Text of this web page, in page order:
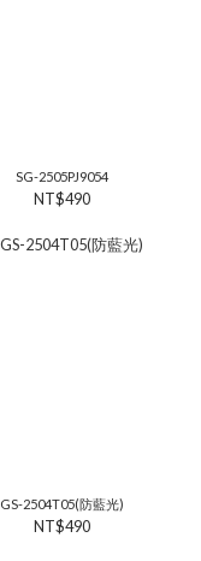
SG-2505PJ9054
NT$490
GS-2504T05(防藍光)
NT$490